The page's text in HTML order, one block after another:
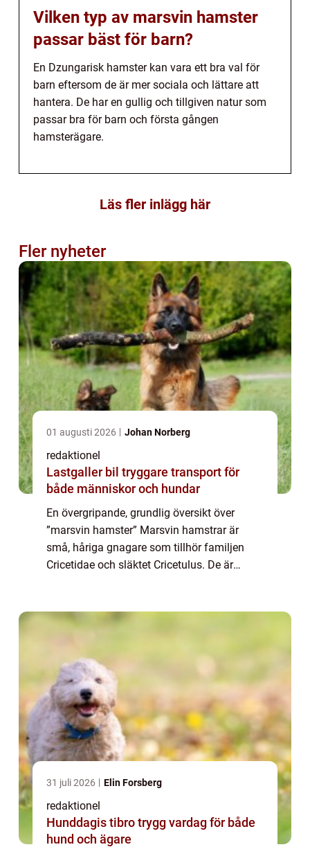
Vilken typ av marsvin hamster
passar bäst för barn?
En Dzungarisk hamster kan vara ett bra val för
barn eftersom de är mer sociala och lättare att
hantera. De har en gullig och tillgiven natur som
passar bra för barn och första gången
hamsterägare.
Läs fler inlägg här
Fler nyheter
01 augusti 2026 Johan Norberg
redaktionel
Lastgaller bil tryggare transport för
både människor och hundar
En övergripande, grundlig översikt över
”marsvin hamster” Marsvin hamstrar är
små, håriga gnagare som tillhör familjen
Cricetidae och släktet Cricetulus. De är
31 juli 2026 Elin Forsberg
redaktionel
Hunddagis tibro trygg vardag för både
hund och ägare